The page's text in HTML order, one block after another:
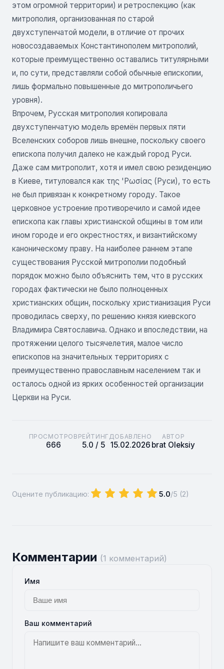
этом огромной территории) и ретроспекцию (как
митрополия, организованная по старой
двухступенчатой модели, в отличие от прочих
новосоздаваемых Константинополем митрополий,
которые преимущественно оставались титулярными
и, по сути, представляли собой обычные епископии,
лишь формально повышенные до митрополичьего
уровня).
Впрочем, Русская митрополия копировала
двухступенчатую модель времён первых пяти
Вселенских соборов лишь внешне, поскольку своего
епископа получил далеко не каждый город Руси.
Даже сам митрополит, хотя и имел свою резиденцию
в Киеве, титуловался как της 'Ρωσίας (Руси), то есть
не был привязан к конкретному городу. Такое
церковное устроение противоречило и самой идее
епископа как главы христианской общины в том или
ином городе и его окрестностях, и византийскому
каноническому праву. На наиболее раннем этапе
существования Русской митрополии подобный
порядок можно было объяснить тем, что в русских
городах фактически не было полноценных
христианских общин, поскольку христианизация Руси
проводилась сверху, по решению князя киевского
Владимира Святославича. Однако и впоследствии, на
протяжении целого тысячелетия, малое число
епископов на значительных территориях с
преимущественно православным населением так и
осталось одной из ярких особенностей организации
Церкви на Руси.
ПРОСМОТРОВ
666
РЕЙТИНГ
5.0 / 5
ДОБАВЛЕНО
15.02.2026
АВТОР
brat Oleksiy
Оцените публикацию: 5.0/5 (2)
Комментарии (1 комментарий)
Имя
Ваш комментарий